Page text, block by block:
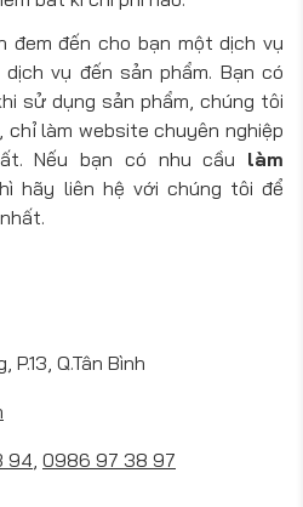
đem đến cho bạn một dịch vụ
vụ đến sản phẩm. Bạn có
sử dụng sản phẩm, chúng tôi
chỉ làm website chuyên nghiệp
Nếu bạn có nhu cầu làm
hãy liên hệ với chúng tôi để
Q.Tân Bình
94 0986 97 38 97